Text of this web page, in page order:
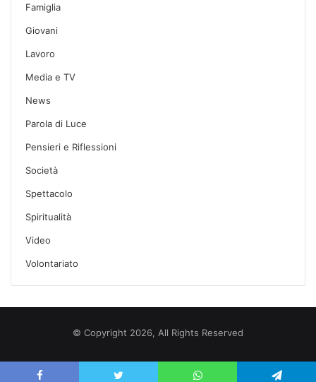
Famiglia
Giovani
Lavoro
Media e TV
News
Parola di Luce
Pensieri e Riflessioni
Società
Spettacolo
Spiritualità
Video
Volontariato
© Copyright 2026, All Rights Reserved